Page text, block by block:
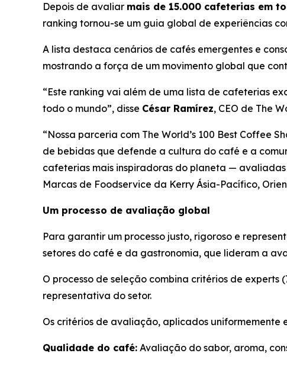
Depois de avaliar mais de 15.000 cafeterias em
ranking tornou-se um guia global de experiências
A lista destaca cenários de cafés emergentes e
mostrando a força de um movimento global que
“Este ranking vai além de uma lista de cafeterias
todo o mundo”, disse César Ramírez, CEO de The
“Nossa parceria com The World’s 100 Best Coffee
de bebidas que defende a cultura do café e a
cafeterias mais inspiradoras do planeta —
Marcas de Foodservice da Kerry Ásia-Pacífico,
Um processo de avaliação global
Para garantir um processo justo, rigoroso e
setores do café e da gastronomia, que lideram a
O processo de seleção combina critérios de
representativa do setor.
Os critérios de avaliação, aplicados uniformemente
Qualidade do café: Avaliação do sabor, aroma,